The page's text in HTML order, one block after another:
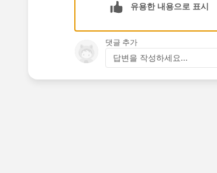
유용한 내용으로 표시
댓글 추가
답변을 작성하세요...